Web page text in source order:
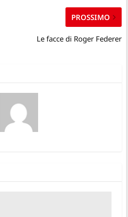
PROSSIMO
Le facce di Roger Federer